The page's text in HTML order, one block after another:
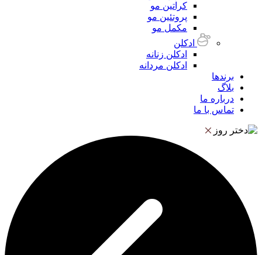
کراتین مو
پروتئین مو
مکمل مو
ادکلن
ادکلن زنانه
ادکلن مردانه
برندها
بلاگ
درباره ما
تماس با ما